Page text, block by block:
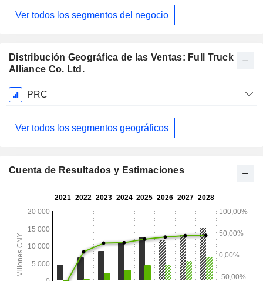
Diciembre
Ver todos los segmentos del negocio
Distribución Geográfica de las Ventas: Full Truck
Alliance Co. Ltd.
Período
fiscal:
Diciembre
PRC
Ver todos los segmentos geográficos
Cuenta de Resultados y Estimaciones